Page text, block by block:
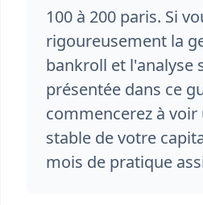
100 à 200 paris. Si
rigoureusement la
bankroll et l'analyse
présentée dans ce
commencerez à
stable de votre
mois de pratique